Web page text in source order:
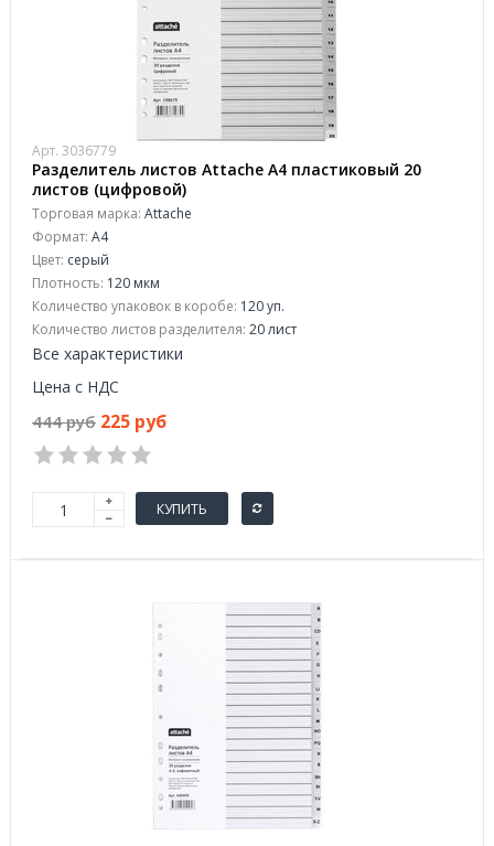
Арт. 3036779
Разделитель листов Attache А4 пластиковый 20
листов (цифровой)
Торговая марка: Attache
Формат: A4
Цвет: серый
Плотность: 120 мкм
Количество упаковок в коробе: 120 уп.
Количество листов разделителя: 20 лист
Все характеристики
Цена с НДС
444 руб 225 руб
КУПИТЬ